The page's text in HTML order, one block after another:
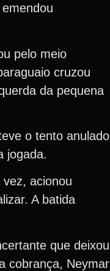
pelo meio
cruzou
da pequena
o tento anulado
jogada.
acionou
A batida
que deixou
cobrança, Neymar